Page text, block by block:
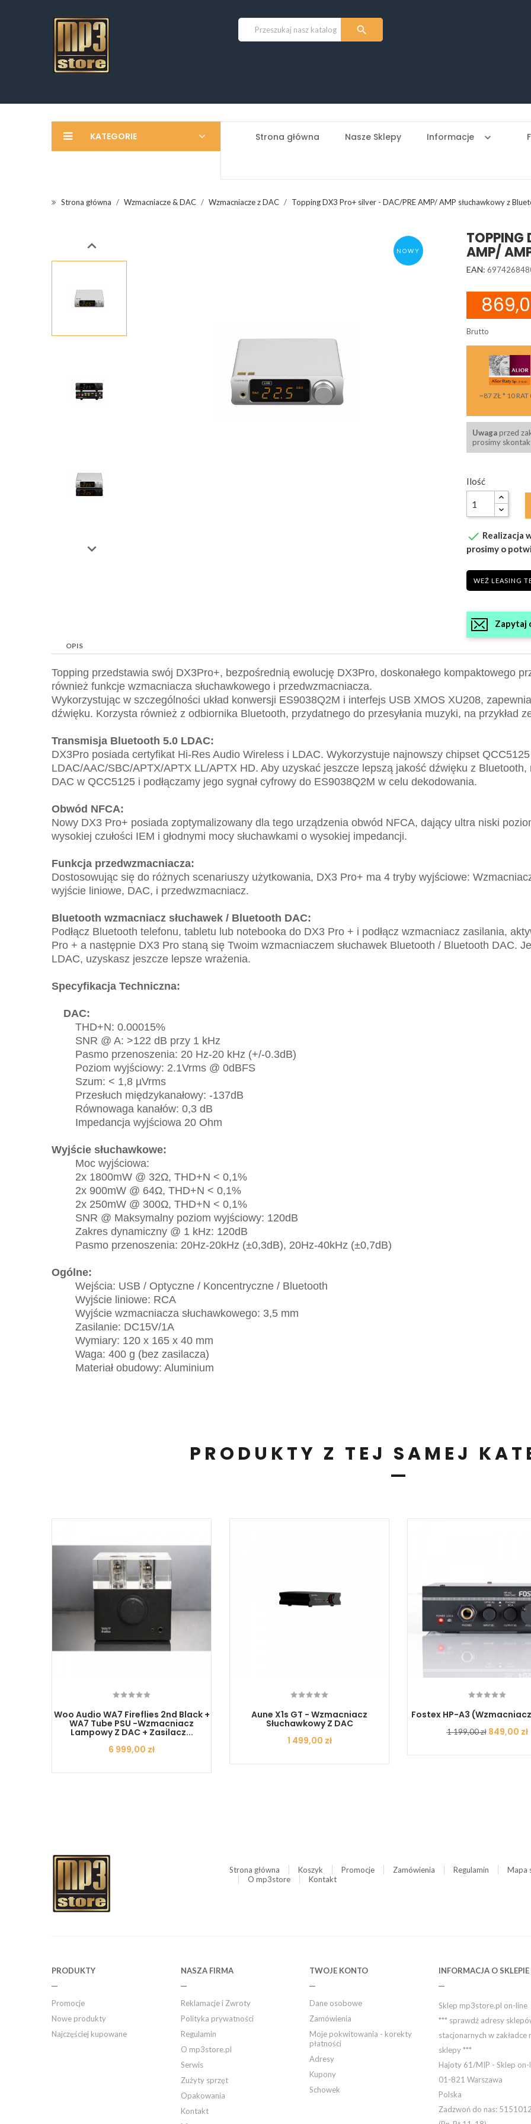

KATEGORIE Strona główna Nasze Sklepy Informacje keyboard_arrow_down
Strona główna Wzmacniacze & DAC Wzmacniacze z DAC Topping DX3 Pro+ silver - DAC/PRE AMP/ AMP słuchawkowy z


NOWY
TOPPING
AMP/
EAN:
Brutto
~87 ZŁ * 10 RAT
Uwagaprzed
prosimy
Ilość
 Realizacja
prosimy o
WEŹ LEASING
Zapytaj
OPIS
Topping przedstawia swój DX3Pro+, bezpośrednią ewolucję DX3Pro, doskonałego kompaktowego
również funkcje wzmacniacza słuchawkowego i przedwzmacniacza.
Wykorzystując w szczególności układ konwersji ES9038Q2M i interfejs USB XMOS XU208,
dźwięku. Korzysta również z odbiornika Bluetooth, przydatnego do przesyłania muzyki, na przykład
Transmisja Bluetooth 5.0 LDAC:
DX3Pro posiada certyfikat Hi-Res Audio Wireless i LDAC. Wykorzystuje najnowszy chipset QCC5125
LDAC/AAC/SBC/APTX/APTX LL/APTX HD. Aby uzyskać jeszcze lepszą jakość dźwięku z
DAC w QCC5125 i podłączamy jego sygnał cyfrowy do ES9038Q2M w celu dekodowania.
Obwód NFCA:
Nowy DX3 Pro+ posiada zoptymalizowany dla tego urządzenia obwód NFCA, dający ultra niski
wysokiej czułości IEM i głodnymi mocy słuchawkami o wysokiej impedancji.
Funkcja przedwzmacniacza:
Dostosowując się do różnych scenariuszy użytkowania, DX3 Pro+ ma 4 tryby wyjściowe:
wyjście liniowe, DAC, i przedwzmacniacz.
Bluetooth wzmacniacz słuchawek / Bluetooth DAC:
Podłącz Bluetooth telefonu, tabletu lub notebooka do DX3 Pro + i podłącz wzmacniacz zasilania,
Pro + a następnie DX3 Pro staną się Twoim wzmacniaczem słuchawek Bluetooth / Bluetooth DAC.
LDAC, uzyskasz jeszcze lepsze wrażenia.
Specyfikacja Techniczna:
DAC:
THD+N: 0.00015%
SNR @ A: >122 dB przy 1 kHz
Pasmo przenoszenia: 20 Hz-20 kHz (+/-0.3dB)
Poziom wyjściowy: 2.1Vrms @ 0dBFS
Szum: < 1,8 µVrms
Przesłuch międzykanałowy: -137dB
Równowaga kanałów: 0,3 dB
Impedancja wyjściowa 20 Ohm
Wyjście słuchawkowe:
Moc wyjściowa:
2x 1800mW @ 32Ω, THD+N < 0,1%
2x 900mW @ 64Ω, THD+N < 0,1%
2x 250mW @ 300Ω, THD+N < 0,1%
SNR @ Maksymalny poziom wyjściowy: 120dB
Zakres dynamiczny @ 1 kHz: 120dB
Pasmo przenoszenia: 20Hz-20kHz (±0,3dB), 20Hz-40kHz (±0,7dB)
Ogólne:
Wejścia: USB / Optyczne / Koncentryczne / Bluetooth
Wyjście liniowe: RCA
Wyjście wzmacniacza słuchawkowego: 3,5 mm
Zasilanie: DC15V/1A
Wymiary: 120 x 165 x 40 mm
Waga: 400 g (bez zasilacza)
Materiał obudowy: Aluminium
PRODUKTY Z TEJ SAMEJ
Woo Audio WA7 Fireflies 2nd Black +
WA7 Tube PSU -Wzmacniacz
Lampowy Z DAC + Zasilacz...
Cena
6 999,00 zł
Aune X1s GT - Wzmacniacz
Słuchawkowy Z DAC
Cena
1 499,00 zł
Fostex HP-A3
Cena
1 199,00 zł Cena
849,00 zł
Strona główna Koszyk Promocje Zamówienia Regulamin Mapa
O mp3store
Kontakt
PRODUKTY
Promocje
Nowe produkty
Najczęściej kupowane
NASZA FIRMA
Reklamacje i Zwroty
Polityka prywatności
Regulamin
O mp3store.pl
Serwis
Zużyty sprzęt
Opakowania
Kontakt
TWOJE KONTO
Dane osobowe
Zamówienia
Moje pokwitowania - korekty
płatności
Adresy
Kupony
Schowek
INFORMACJA O SKLEPIE
Sklep mp3store.pl on-line
*** sprawdź adresy
stacjonarnych w zakładce
sklepy ***
Hajoty 61/MIP - Sklep on-
01-821 Warszawa
Polska
Zadzwoń do nas: